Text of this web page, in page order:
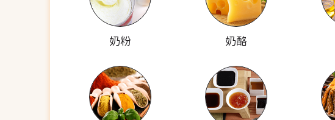
奶粉 奶酪